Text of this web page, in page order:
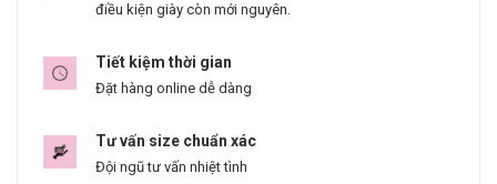
điều kiện giày còn mới nguyên.
Tiết kiệm thời gian
Đặt hàng online dễ dàng
Tư vấn size chuẩn xác
Đội ngũ tư vấn nhiệt tình